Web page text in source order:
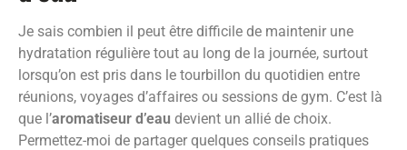
Je sais combien il peut être difficile de maintenir une
hydratation régulière tout au long de la journée, surtout
lorsqu’on est pris dans le tourbillon du quotidien entre
réunions, voyages d’affaires ou sessions de gym. C’est là
que l’aromatiseur d’eau devient un allié de choix.
Permettez-moi de partager quelques conseils pratiques